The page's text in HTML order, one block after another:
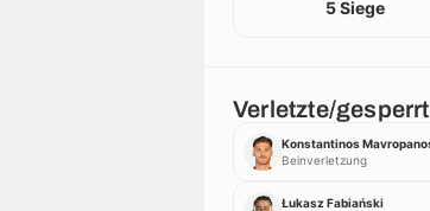
5 Siege
Verletzte/
Konstantinos
Beinverletzung
Łukasz Fabiański